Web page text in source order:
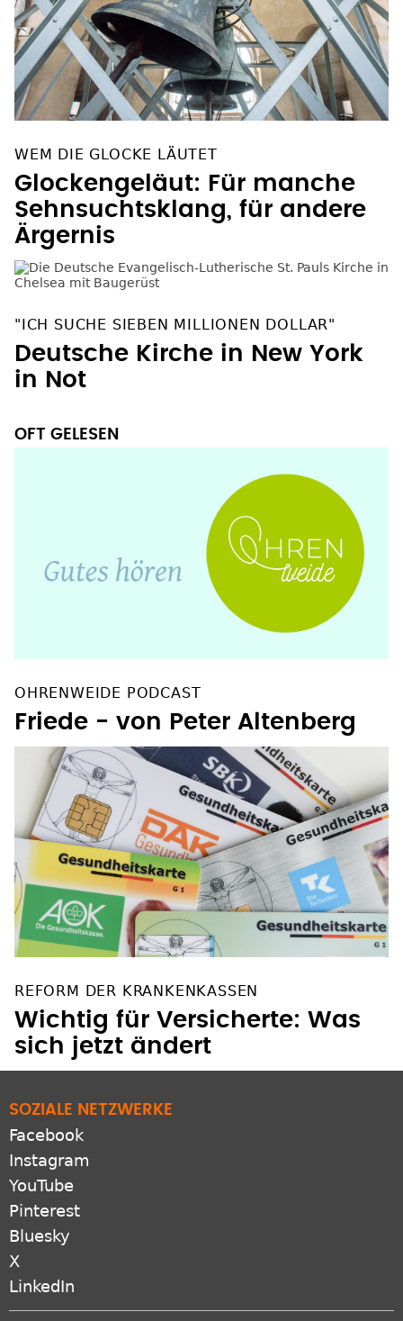
WEM DIE GLOCKE LÄUTET
Glockengeläut: Für manche
Sehnsuchtsklang, für andere
Ärgernis
"ICH SUCHE SIEBEN MILLIONEN DOLLAR"
Deutsche Kirche in New York
OFT GELESEN
OHRENWEIDE PODCAST
Friede - von Peter Altenberg
REFORM DER KRANKENKASSEN
Wichtig für Versicherte: Was
sich jetzt ändert
SOZIALE NETZWERKE
Facebook
Instagram
YouTube
Pinterest
Bluesky
X